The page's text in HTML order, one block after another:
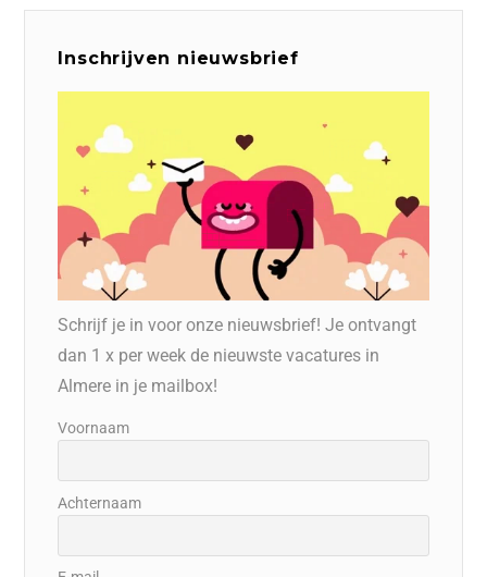
Inschrijven nieuwsbrief
Schrijf je in voor onze nieuwsbrief! Je ontvangt
dan 1 x per week de nieuwste vacatures in
Almere in je mailbox!
Voornaam
Achternaam